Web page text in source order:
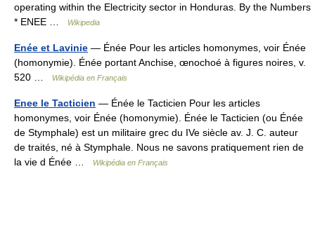
operating within the Electricity sector in Honduras. By the Numbers
* ENEE …
Wikipedia
Enée et Lavinie — Énée Pour les articles homonymes, voir Énée
(homonymie). Énée portant Anchise, œnochoé à figures noires, v.
520 …
Wikipédia en Français
Enee le Tacticien — Énée le Tacticien Pour les articles
homonymes, voir Énée (homonymie). Énée le Tacticien (ou Énée
de Stymphale) est un militaire grec du IVe siècle av. J. C. auteur
de traités, né à Stymphale. Nous ne savons pratiquement rien de
la vie d Énée …
Wikipédia en Français